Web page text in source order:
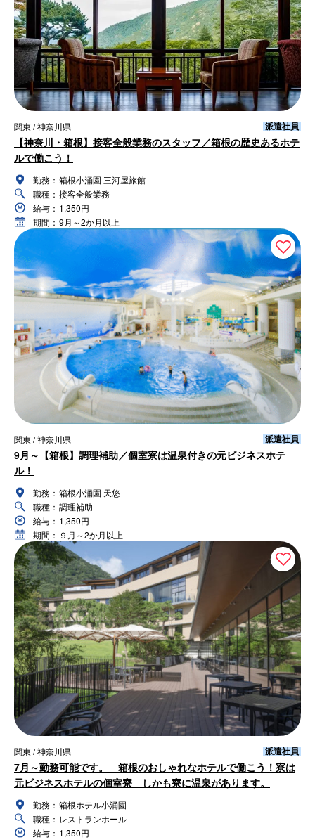
関東 / 神奈川県 派遣社員
【神奈川・箱根】接客全般業務のスタッフ／箱根の歴史あるホテ
ルで働こう！
勤務： 箱根小涌園 三河屋旅館
職種： 接客全般業務
給与： 1,350円
期間： 9月～2か月以上
関東 / 神奈川県 派遣社員
9月～【箱根】調理補助／個室寮は温泉付きの元ビジネスホテ
ル！
勤務： 箱根小涌園 天悠
職種： 調理補助
給与： 1,350円
期間： ９月～2か月以上
関東 / 神奈川県 派遣社員
7月～勤務可能です。 箱根のおしゃれなホテルで働こう！寮は
元ビジネスホテルの個室寮 しかも寮に温泉があります。
勤務： 箱根ホテル小涌園
職種： レストランホール
給与： 1,350円